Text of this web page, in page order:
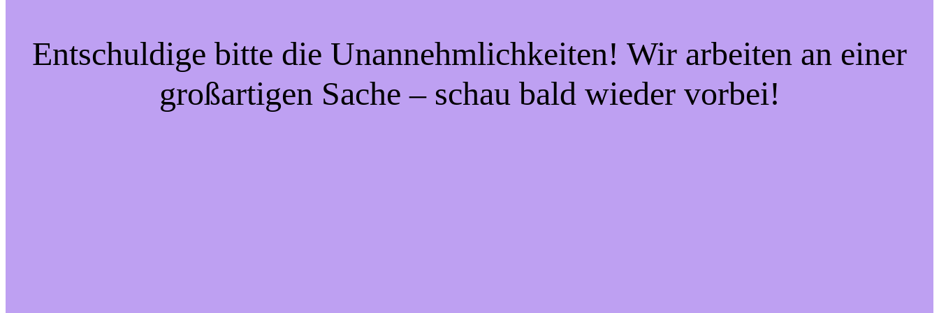
Entschuldige bitte die Unannehmlichkeiten! Wir arbeiten an einer
großartigen Sache – schau bald wieder vorbei!